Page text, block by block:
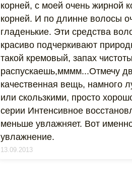
корней, с моей очень жирной
корней. И по длинне волосы
гладенькие. Эти средства
красиво подчеркивают
такой кремовый, запах
распускаешь,мммм...Отмечу
качественная вещь, намного
или скользкими, просто
серии Интенсивное
меньше увлажняет. Вот
увлажнение.
13.09.2013